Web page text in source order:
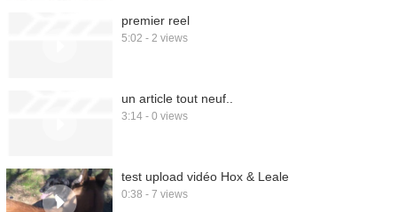
premier reel
5:02 - 2 views
un article tout neuf..
3:14 - 0 views
test upload vidéo Hox & Leale
0:38 - 7 views